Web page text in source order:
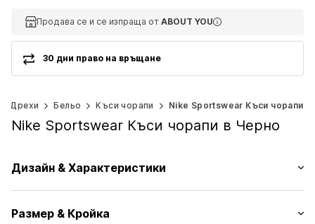
Продава се и се изпраща от ABOUT YOU
Продава се и се изпраща от ABOUT YOU
Продава се и се изпраща от ABOUT YOU
30 дни право на връщане
Дрехи Бельо Къси чорапи Nike Sportswear Къси чорапи
Nike Sportswear Къси чорапи в Черно
Дизайн & Характеристики
Жарсе
Размер & Кройка